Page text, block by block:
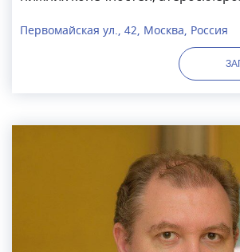
брахиоцефальных артерий,
тромбофлебит, тромбоз
конечностей, тромбоз
стажировки в клиниках Турции,
Первомайская ул., 42, Москва, Россия